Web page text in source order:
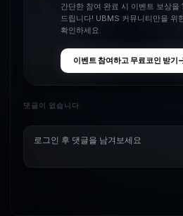
간단한 참여 완료 시 이벤트 보상
드립니다! UBMS 커뮤니티만을 위
확인하세요.
이벤트 참여하고 무료코인 받기
댓글이 없습니다.